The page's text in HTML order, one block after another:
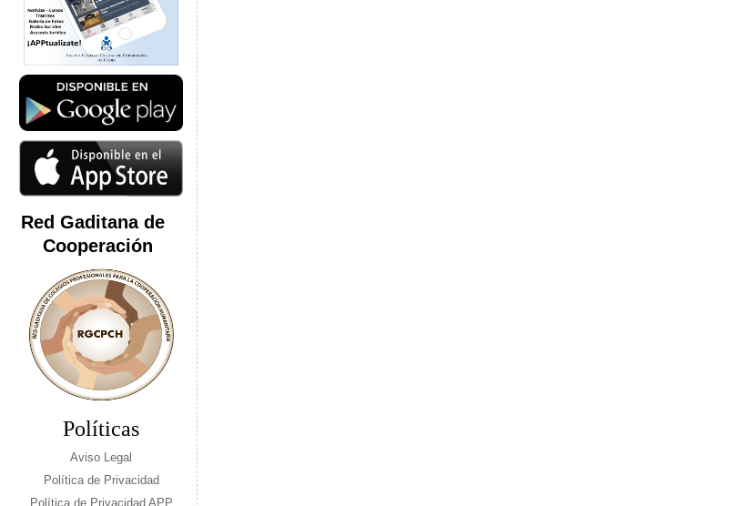
Red Gaditana de
Cooperación
Políticas
Aviso Legal
Política de Privacidad
Política de Privacidad APP